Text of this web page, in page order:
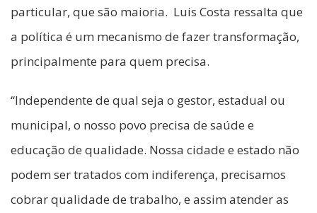
particular, que são maioria. Luis Costa ressalta que
a política é um mecanismo de fazer transformação,
principalmente para quem precisa.
“Independente de qual seja o gestor, estadual ou
municipal, o nosso povo precisa de saúde e
educação de qualidade. Nossa cidade e estado não
podem ser tratados com indiferença, precisamos
cobrar qualidade de trabalho, e assim atender as